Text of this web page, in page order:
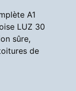
A1
LUZ 30
sûre,
de